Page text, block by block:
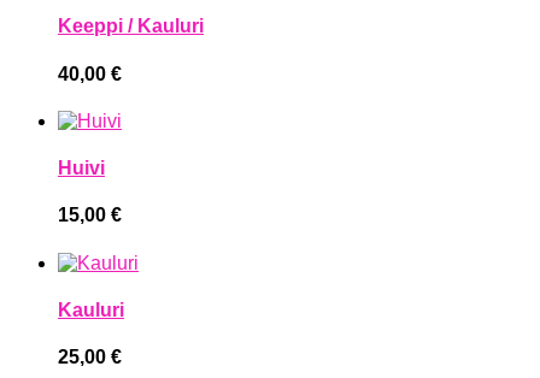
Keeppi / Kauluri
40,00 €
Huivi
15,00 €
Kauluri
25,00 €